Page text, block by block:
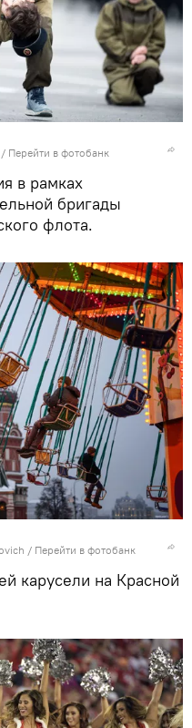
/ Перейти в фотобанк
в рамках
бригады
флота.
/ Перейти в фотобанк
карусели на Красной